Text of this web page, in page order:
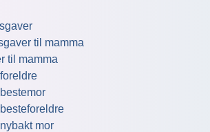
til mamma
til mamma
mor